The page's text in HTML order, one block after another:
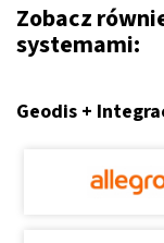
Zobacz
systemami:
Geodis +